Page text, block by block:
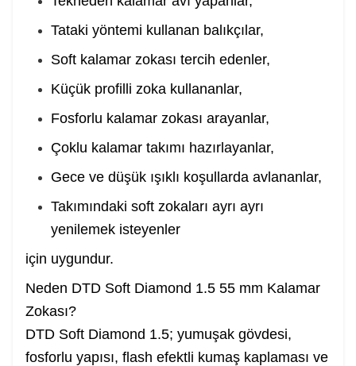
Tataki yöntemi kullanan balıkçılar,
Soft kalamar zokası tercih edenler,
Küçük profilli zoka kullananlar,
Fosforlu kalamar zokası arayanlar,
Çoklu kalamar takımı hazırlayanlar,
Gece ve düşük ışıklı koşullarda avlananlar,
Takımındaki soft zokaları ayrı ayrı
yenilemek isteyenler
için uygundur.
Neden DTD Soft Diamond 1.5 55 mm Kalamar
Zokası?
DTD Soft Diamond 1.5; yumuşak gövdesi,
fosforlu yapısı, flash efektli kumaş kaplaması ve